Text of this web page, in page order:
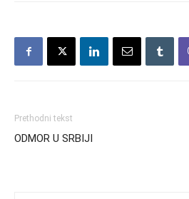
Prethodni tekst
ODMOR U SRBIJI